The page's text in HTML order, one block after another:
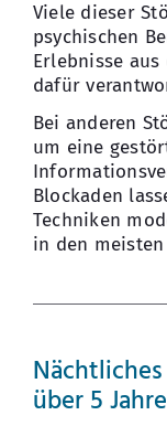
Viele dieser
psychischen
Erlebnisse
dafür
Bei anderen
um eine
Blockaden
Techniken
in den
über 5